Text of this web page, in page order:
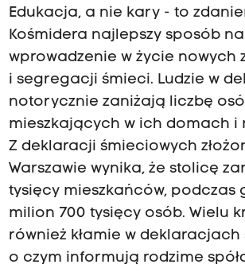
Edukacja, a nie kary - to
Kośmidera najlepszy sposób
wprowadzenie w życie nowych
i segregacji śmieci. Ludzie w
notorycznie zaniżają liczbę
mieszkających w ich domach i
Z deklaracji śmieciowych
Warszawie wynika, że stolicę
tysięcy mieszkańców, podczas
milion 700 tysięcy osób. Wielu
również kłamie w
o czym informują rodzime